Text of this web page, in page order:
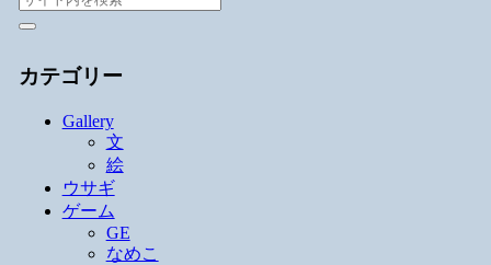
カテゴリー
Gallery
文
絵
ウサギ
ゲーム
GE
なめこ